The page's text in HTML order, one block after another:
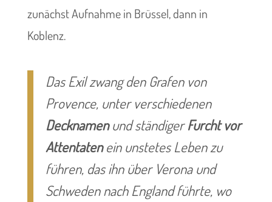
zunächst Aufnahme in Brüssel, dann in
Koblenz.
Das Exil zwang den Grafen von
Provence, unter verschiedenen
Decknamenund ständigerFurcht vor
Attentatenein unstetes Leben zu
führen, das ihn über Verona und
Schweden nach England führte, wo